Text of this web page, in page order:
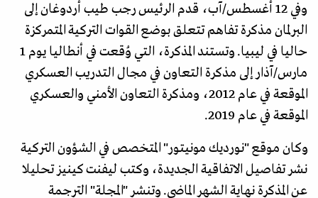
وفي 12 أغسطس/آب، قدم الرئيس رجب طيب أردوغان إلى
البرلمان مذكرة تفاهم تتعلق بوضع القوات التركية المتمركزة
حاليا في ليبيا. وتستند المذكرة، التي وُقعت في أنطاليا يوم 1
مارس/آذار إلى مذكرة التعاون في مجال التدريب العسكري
الموقعة في عام 2012، ومذكرة التعاون الأمني والعسكري
الموقعة في عام 2019.
وكان موقع "نورديك مونيتور" المتخصص في الشؤون التركية
نشر تفاصيل الاتفاقية الجديدة، وكتب ليفنت كينيز تحليلا
عن المذكرة نهاية الشهر الماضي. وتنشر "المجلة" الترجمة